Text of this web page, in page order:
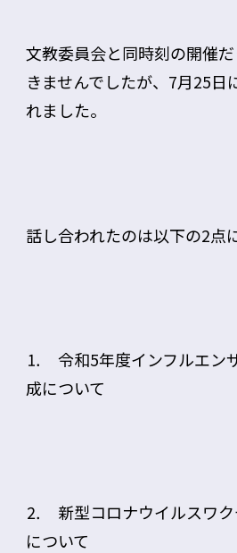
文教委員会と同時刻の開催
きませんでしたが、7月25日
れました。
話し合われたのは以下の2点
⒈ 令和5年度インフルエン
成について
⒉ 新型コロナウイルスワク
について